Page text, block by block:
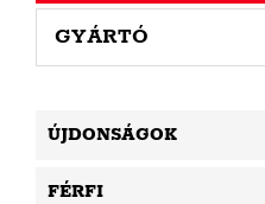
GYÁRTÓ
ÚJDONSÁGOK
FÉRFI